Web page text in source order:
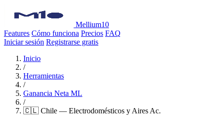
Mellium10
Features Cómo funciona Precios FAQ
Iniciar sesión Registrarse gratis
Inicio
/
Herramientas
/
Ganancia Neta ML
/
🇨🇱 Chile — Electrodomésticos y Aires Ac.